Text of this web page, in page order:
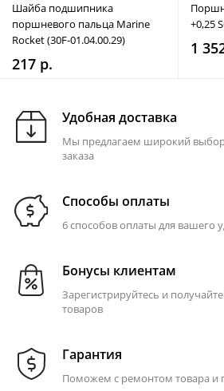
Шайба подшипника
поршневого пальца Marine
Rocket (30F-01.04.00.29)
217 р.
+0,25
1
Удобная доставка
Мы предлагаем широкий
заказа
Способы оплаты
6 способов оплаты для вашего
Бонусы клиентам
Зарегистрируйтесь и
товаров
Гарантия
Поможем с ремонтом товара и